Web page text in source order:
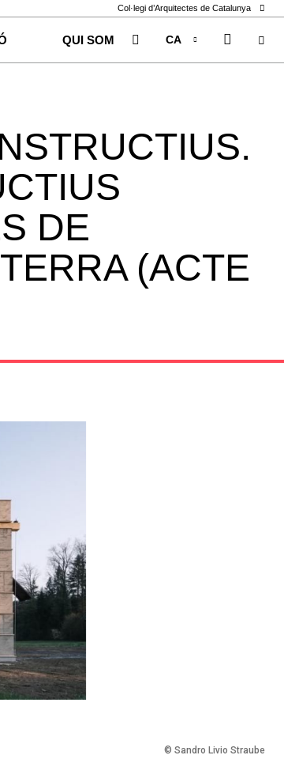
Col·legi d’Arquitectes de Catalunya
QUI SOM
CA
ES
DE
(ACTE
© Sandro Livio Straube